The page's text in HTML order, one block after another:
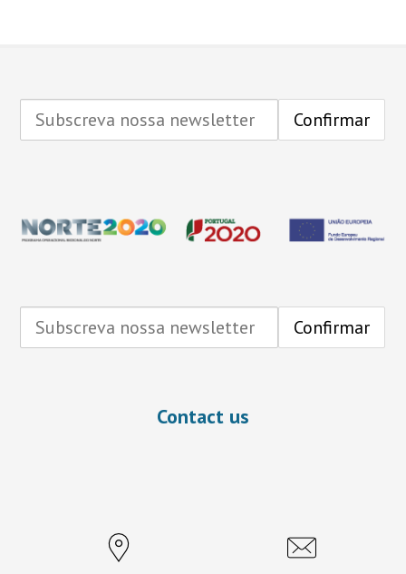
Contact us